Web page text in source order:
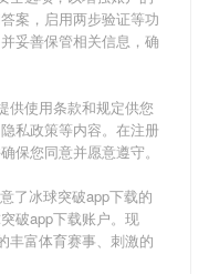
案，启用两步验证等功
妥善保管相关信息，确
供使用条款和规定供您
私政策等内容。在注册
保您同意并愿意遵守。
了冰球突破app下载的
破app下载账户。现
丰富体育赛事、刺激的